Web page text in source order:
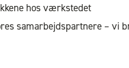
hos værkstedet
samarbejdspartnere – vi